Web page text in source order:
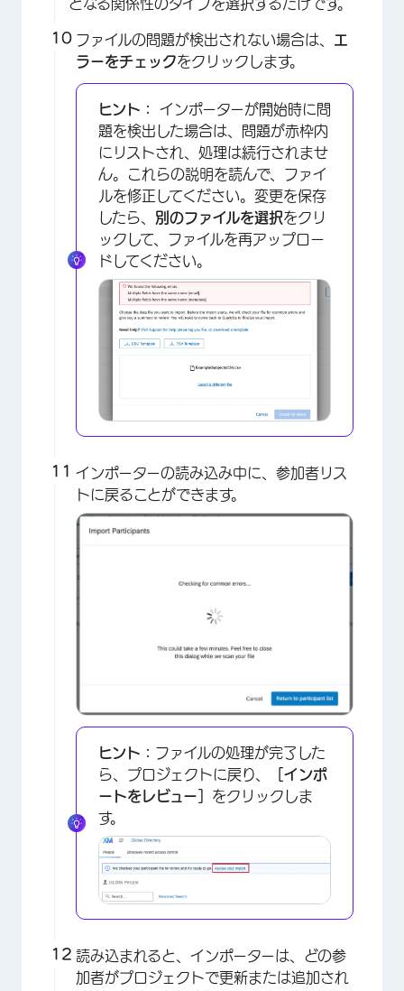
となる関係性のタイプを選択するだけです。
ファイルの問題が検出されない場合は、
エ
ラーをチェックをクリックします。
ヒント： インポーターが開始時に問
題を検出した場合は、問題が赤枠内
にリストされ、処理は続行されませ
ん。これらの説明を読んで、ファイ
ルを修正してください。変更を保存
したら、 別のファイルを選択をクリ
ックして、ファイルを再アップロー
ドしてください。
インポーターの読み込み中に、参加者リス
トに戻ることができます。
ヒント： ファイルの処理が完了した
ら、プロジェクトに戻り、
［インポ
ートをレビュー］ をクリックしま
す。
読み込まれると、インポーターは、どの参
加者がプロジェクトで更新または追加され